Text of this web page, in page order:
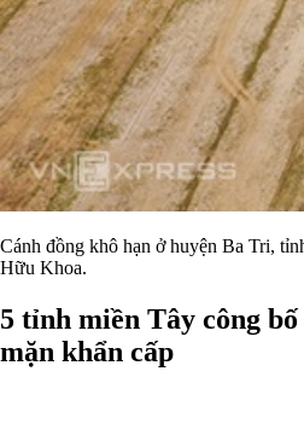
Cánh đồng khô hạn ở huyện Ba Tri,
Hữu Khoa.
5 tỉnh miền Tây công
mặn khẩn cấp